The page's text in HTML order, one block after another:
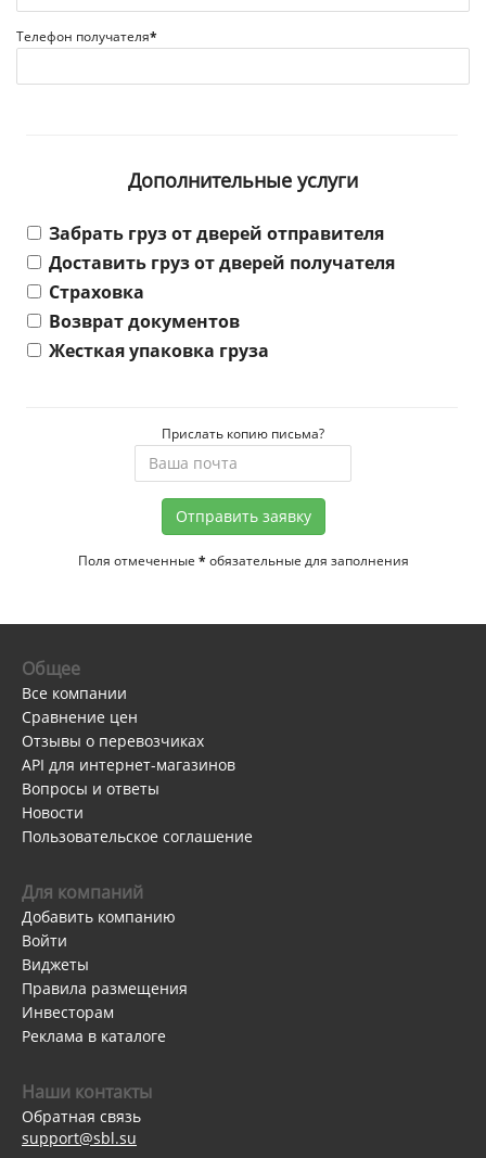
Телефон получателя*
Дополнительные услуги
Забрать груз от дверей отправителя
Доставить груз от дверей получателя
Страховка
Возврат документов
Жесткая упаковка груза
Прислать копию письма?
Отправить заявку
Поля отмеченные * обязательные для заполнения
Общее
Все компании
Сравнение цен
Отзывы о перевозчиках
API для интернет-магазинов
Вопросы и ответы
Новости
Пользовательское соглашение
Для компаний
Добавить компанию
Войти
Виджеты
Правила размещения
Инвесторам
Реклама в каталоге
Наши контакты
Обратная связь
support@sbl.su